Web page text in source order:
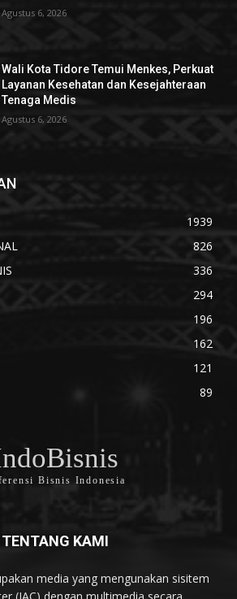
Agustus 6, 2026
Wali Kota Tidore Temui Menkes, Perkuat
Layanan Kesehatan dan Kesejahteraan
Tenaga Medis
Agustus 6, 2026
1939
826
336
294
196
162
121
89
Bisnis Indonesia
TENTANG KAMI
media yang mengunakan sisitem